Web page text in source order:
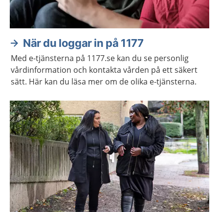
När du loggar in på 1177
Med e-tjänsterna på 1177.se kan du se personlig
vårdinformation och kontakta vården på ett säkert
sätt. Här kan du läsa mer om de olika e-tjänsterna.